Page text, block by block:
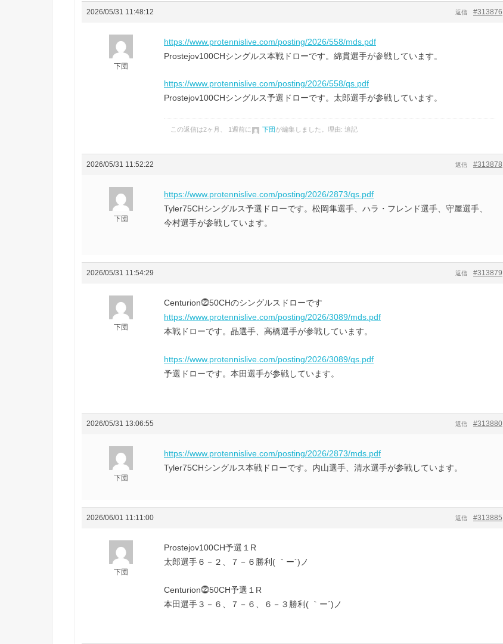
2026/05/31 11:48:12 #313876
返信
下団
https://www.protennislive.com/posting/2026/558/mds.pdf
Prostejov100CHシングルス本戦ドローです。綿貫選手が参戦しています。
https://www.protennislive.com/posting/2026/558/qs.pdf
Prostejov100CHシングルス予選ドローです。太郎選手が参戦しています。
この返信は2ヶ月、 1週前に 下団が編集しました。理由: 追記
2026/05/31 11:52:22 #313878
返信
下団
https://www.protennislive.com/posting/2026/2873/qs.pdf
Tyler75CHシングルス予選ドローです。松岡隼選手、ハラ・フレンド選手、守屋選手、
今村選手が参戦しています。
2026/05/31 11:54:29 #313879
返信
下団
Centurion⓶50CHのシングルスドローです
https://www.protennislive.com/posting/2026/3089/mds.pdf
本戦ドローです。晶選手、高橋選手が参戦しています。
https://www.protennislive.com/posting/2026/3089/qs.pdf
予選ドローです。本田選手が参戦しています。
2026/05/31 13:06:55 #313880
返信
下団
https://www.protennislive.com/posting/2026/2873/mds.pdf
Tyler75CHシングルス本戦ドローです。内山選手、清水選手が参戦しています。
2026/06/01 11:11:00 #313885
返信
下団
Prostejov100CH予選１R
太郎選手６－２、７－６勝利( ｀ー´)ノ
Centurion⓶50CH予選１R
本田選手３－６、７－６、６－３勝利( ｀ー´)ノ